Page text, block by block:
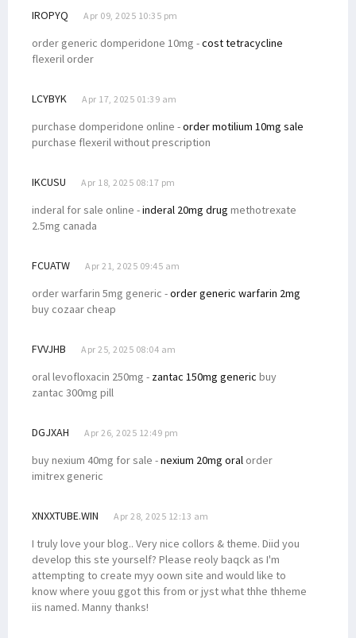
IROPYQ Apr 09, 2025 10:35 pm
order generic domperidone 10mg -cost tetracycline
flexeril order
LCYBYK Apr 17, 2025 01:39 am
purchase domperidone online -order motilium 10mg sale
purchase flexeril without prescription
IKCUSU Apr 18, 2025 08:17 pm
inderal for sale online -inderal 20mg drug methotrexate
2.5mg canada
FCUATW Apr 21, 2025 09:45 am
order warfarin 5mg generic -order generic warfarin 2mg
buy cozaar cheap
FVVJHB Apr 25, 2025 08:04 am
oral levofloxacin 250mg - zantac 150mg generic buy
zantac 300mg pill
DGJXAH Apr 26, 2025 12:49 pm
buy nexium 40mg for sale -nexium 20mg oral order
imitrex generic
XNXXTUBE.WIN Apr 28, 2025 12:13 am
I truly love your blog.. Very nice collors & theme. Diid you
develop this ste yourself? Please reoly baqck as I'm
attempting to create myy oown site and would like to
know where youu ggot this from or jyst what thhe thheme
iis named. Manny thanks!